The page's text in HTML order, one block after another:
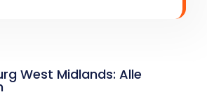
West Midlands: Alle